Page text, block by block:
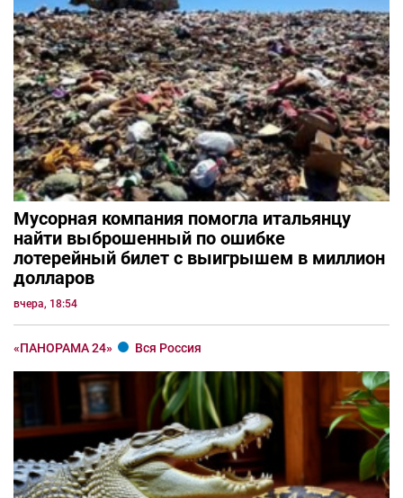
Мусорная компания помогла итальянцу
найти выброшенный по ошибке
лотерейный билет с выигрышем в миллион
долларов
вчера, 18:54
«ПАНОРАМА 24» Вся Россия